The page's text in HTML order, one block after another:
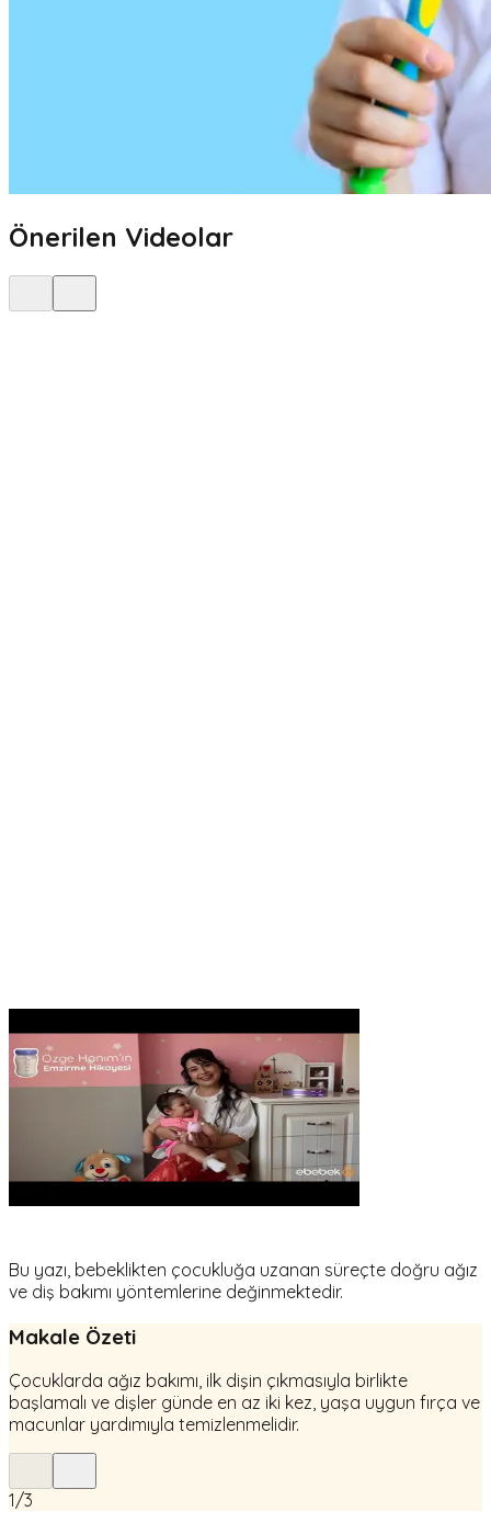
Önerilen Videolar
Bu yazı, bebeklikten çocukluğa uzanan süreçte doğru ağız
ve diş bakımı yöntemlerine değinmektedir.
Makale Özeti
Çocuklarda ağız bakımı, ilk dişin çıkmasıyla birlikte
başlamalı ve dişler günde en az iki kez, yaşa uygun fırça ve
macunlar yardımıyla temizlenmelidir.
1/3